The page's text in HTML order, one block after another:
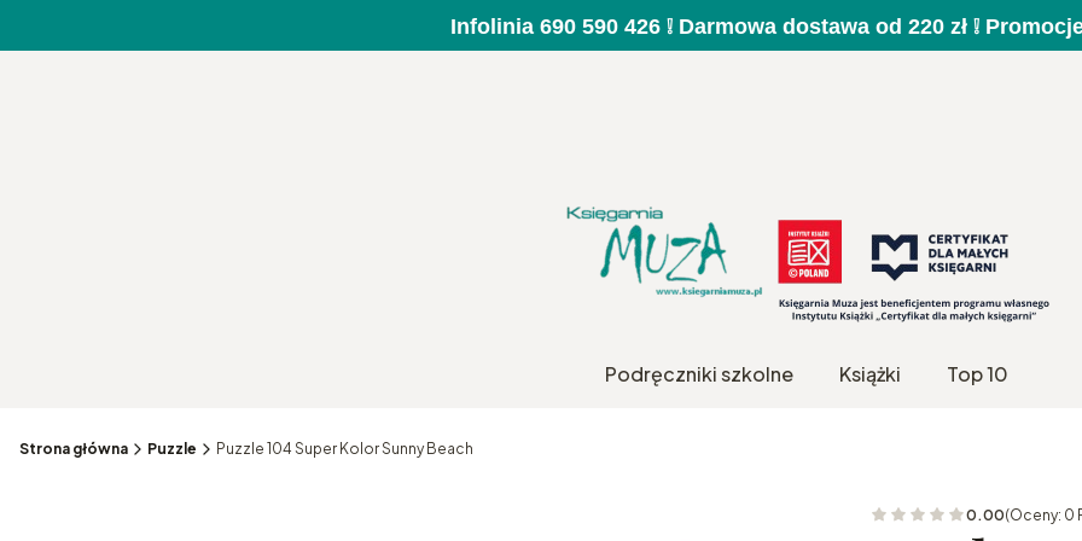
Infolinia 690 590 426 ❕ Darmowa dostawa od 220 zł ❕
Podręczniki szkolne Książki Top 10
Strona główna Puzzle Puzzle 104 Super Kolor Sunny Beach
0.00(Oceny: 0